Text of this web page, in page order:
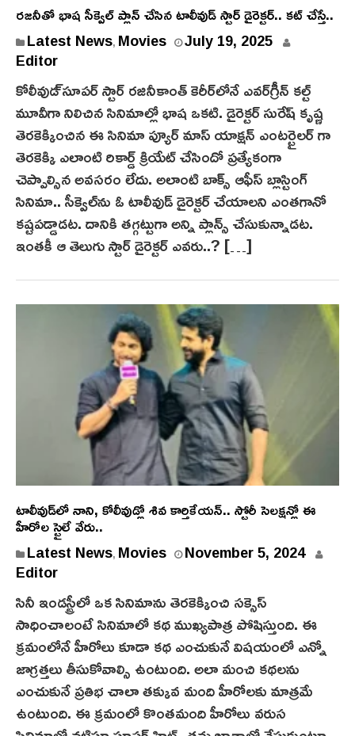
రజనీతో భాష సీక్వెల్ ప్లాన్ చేసిన టాలీవుడ్ స్టార్ డైరెక్టర్.. కట్ చేస్తే..
Latest News, Movies July 19, 2025
Editor
కోలీవుడ‌్ సూపర్ స్టార్ రజినీకాంత్ కెరీర్‌లోనే ఎవర్‌గ్రీన్ క‌ల్ట్
మూవీగా నిలిచిన సినిమాల్లో భాష ఒకటి. డైరెక్టర్ సురేష్ కృష్ణ
తెరకెక్కించిన ఈ సినిమా ప్యూర్ మాస్ యాక్షన్ ఎంటర్టైలర్ గా
తెర‌కెక్కి ఎలాంటి రికార్డ్ క్రియేట్ చేసిందో ప్రత్యేకంగా
చెప్పాల్సిన అవసరం లేదు. అలాంటి బాక్స్ ఆఫీస్ బ్లాస్టింగ్
సినిమా.. సీక్వెల్‌ను ఓ టాలీవుడ్ డైరెక్టర్ చేయాలని ఎంతగానో
కష్టపడ్డాడట‌. దానికి తగ్గట్టుగా అన్ని ప్లాన్స్ చేసుకున్నాడట‌.
ఇంతకీ ఆ తెలుగు స్టార్ డైరెక్టర్ ఎవరు..? […]
టాలీవుడ్‌లో నాని, కోలీవుడ్లో శివ కార్తికేయన్.. స్టోరీ సెలక్షన్లో ఈ
హీరోల స్టైలే వేరు..
Latest News, Movies November 5, 2024N
m
b
r
,
Editor
సినీ ఇండస్ట్రీలో ఒక సినిమాను తెర‌కెక్కించి సక్సెస్
సాధించాలంటే సినిమాలో కథ ముఖ్యపాత్ర పోషిస్తుంది. ఈ
క్రమంలోనే హీరోలు కూడా కథ ఎంచుకునే విషయంలో ఎన్నో
జాగ్రత్తలు తీసుకోవాల్సి ఉంటుంది. అలా మంచి కథలను
ఎంచుకునే ప్రతిభ చాలా తక్కువ మంది హీరోలకు మాత్రమే
ఉంటుంది. ఈ క్రమంలో కొంతమంది హీరోలు వరుస‌